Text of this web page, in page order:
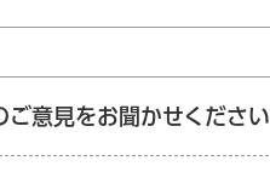
ご意見をお聞かせください